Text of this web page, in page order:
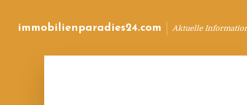
immobilienparadies24.com Aktuelle